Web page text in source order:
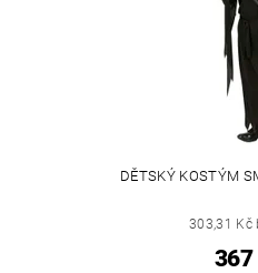
DĚTSKÝ KOSTÝM
303,31 Kč
367